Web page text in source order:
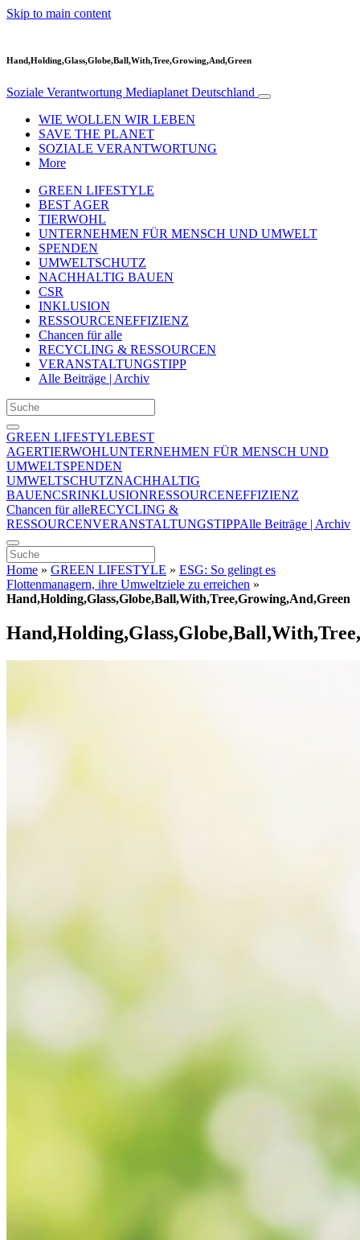
Skip to main content
Hand,Holding,Glass,Globe,Ball,With,Tree,Growing,And,Green
Soziale Verantwortung Mediaplanet Deutschland
WIE WOLLEN WIR LEBEN
SAVE THE PLANET
SOZIALE VERANTWORTUNG
More
GREEN LIFESTYLE
BEST AGER
TIERWOHL
UNTERNEHMEN FÜR MENSCH UND UMWELT
SPENDEN
UMWELTSCHUTZ
NACHHALTIG BAUEN
CSR
INKLUSION
RESSOURCENEFFIZIENZ
Chancen für alle
RECYCLING & RESSOURCEN
VERANSTALTUNGSTIPP
Alle Beiträge | Archiv
GREEN LIFESTYLEBEST
AGERTIERWOHLUNTERNEHMEN FÜR MENSCH UND
UMWELTSPENDEN
UMWELTSCHUTZNACHHALTIG
BAUENCSRINKLUSIONRESSOURCENEFFIZIENZ
Chancen für alleRECYCLING &
RESSOURCENVERANSTALTUNGSTIPPAlle Beiträge | Archiv
Home » GREEN LIFESTYLE » ESG: So gelingt es
Flottenmanagern, ihre Umweltziele zu erreichen »
Hand,Holding,Glass,Globe,Ball,With,Tree,Growing,And,Green